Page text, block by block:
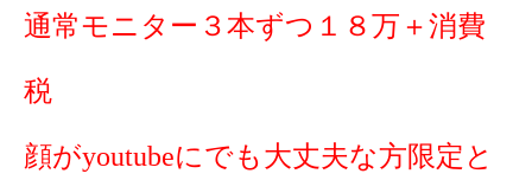
通常モニター３本ずつ１８万＋消費
税
顔がyoutubeにでも大丈夫な方限定と